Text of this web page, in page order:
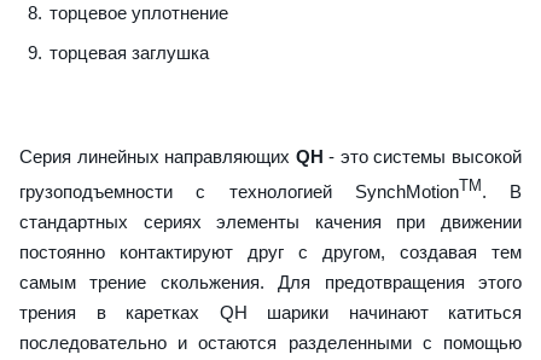
торцевое уплотнение
торцевая заглушка
Серия линейных направляющих QH - это системы высокой
грузоподъемности с технологией SynchMotionTM . В
стандартных сериях элементы качения при движении
постоянно контактируют друг с другом, создавая тем
самым трение скольжения. Для предотвращения этого
трения в каретках QH шарики начинают катиться
последовательно и остаются разделенными с помощью